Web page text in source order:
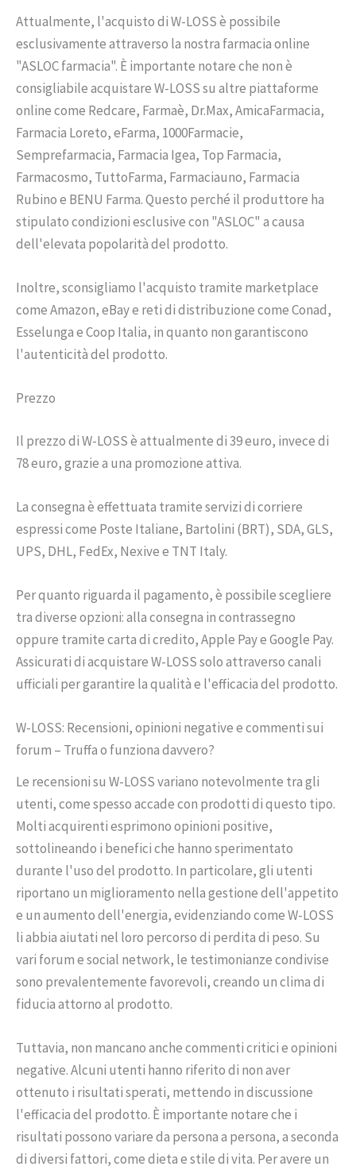
Attualmente, l'acquisto di W-LOSS è possibile
esclusivamente attraverso la nostra farmacia online
"ASLOC farmacia". È importante notare che non è
consigliabile acquistare W-LOSS su altre piattaforme
online come Redcare, Farmaè, Dr.Max, AmicaFarmacia,
Farmacia Loreto, eFarma, 1000Farmacie,
Semprefarmacia, Farmacia Igea, Top Farmacia,
Farmacosmo, TuttoFarma, Farmaciauno, Farmacia
Rubino e BENU Farma. Questo perché il produttore ha
stipulato condizioni esclusive con "ASLOC" a causa
dell'elevata popolarità del prodotto.
Inoltre, sconsigliamo l'acquisto tramite marketplace
come Amazon, eBay e reti di distribuzione come Conad,
Esselunga e Coop Italia, in quanto non garantiscono
l'autenticità del prodotto.
Prezzo
Il prezzo di W-LOSS è attualmente di 39 euro, invece di
78 euro, grazie a una promozione attiva.
La consegna è effettuata tramite servizi di corriere
espressi come Poste Italiane, Bartolini (BRT), SDA, GLS,
UPS, DHL, FedEx, Nexive e TNT Italy.
Per quanto riguarda il pagamento, è possibile scegliere
tra diverse opzioni: alla consegna in contrassegno
oppure tramite carta di credito, Apple Pay e Google Pay.
Assicurati di acquistare W-LOSS solo attraverso canali
ufficiali per garantire la qualità e l'efficacia del prodotto.
W-LOSS: Recensioni, opinioni negative e commenti sui
forum – Truffa o funziona davvero?
Le recensioni su W-LOSS variano notevolmente tra gli
utenti, come spesso accade con prodotti di questo tipo.
Molti acquirenti esprimono opinioni positive,
sottolineando i benefici che hanno sperimentato
durante l'uso del prodotto. In particolare, gli utenti
riportano un miglioramento nella gestione dell'appetito
e un aumento dell'energia, evidenziando come W-LOSS
li abbia aiutati nel loro percorso di perdita di peso. Su
vari forum e social network, le testimonianze condivise
sono prevalentemente favorevoli, creando un clima di
fiducia attorno al prodotto.
Tuttavia, non mancano anche commenti critici e opinioni
negative. Alcuni utenti hanno riferito di non aver
ottenuto i risultati sperati, mettendo in discussione
l'efficacia del prodotto. È importante notare che i
risultati possono variare da persona a persona, a seconda
di diversi fattori, come dieta e stile di vita. Per avere un